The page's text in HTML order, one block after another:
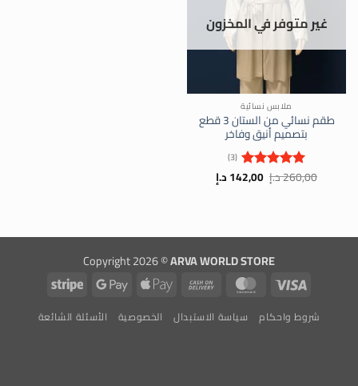
غير متوفر في المخزون
ملابس نسائية
طقم نسائي من الستان 3 قطع
بتصميم أنيق وفاخر
تم التقييم
من 5
(3)
260,00د.إ السعر
الأصلي
142,00د.إالحالي
Copyright 2026 ©ARVA WORLD STORE
MasterCard
Cash
Delivery
Apple
Google
Stripe
شروط واحكام سياسة الاستبدال الخصوصية الأسئلة الشائعة